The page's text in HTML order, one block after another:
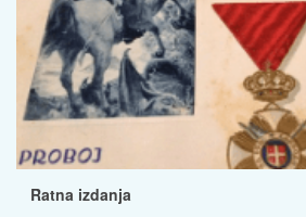
Ratna izdanja